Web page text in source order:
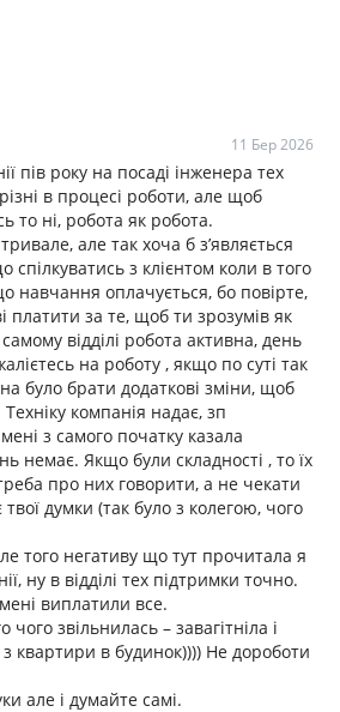
11 Бер 2026
пів року на посаді інженера тех
в процесі роботи, але щоб
то ні, робота як робота.
але так хоча б з’являється
спілкуватись з клієнтом коли в того
навчання оплачується, бо повірте,
платити за те, щоб ти зрозумів як
відділі робота активна, день
на роботу , якщо по суті так
було брати додаткові зміни, щоб
компанія надає, зп
з самого початку казала
немає. Якщо були складності , то їх
про них говорити, а не чекати
думки (так було з колегою, чого
того негативу що тут прочитала я
ну в відділі тех підтримки точно.
виплатили все.
чого звільнилась – завагітніла і
квартири в будинок)))) Не дороботи
але і думайте самі.